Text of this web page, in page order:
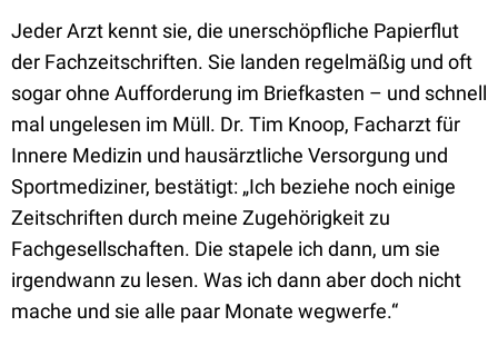
Jeder Arzt kennt sie, die unerschöpfliche Papierflut
der Fachzeitschriften. Sie landen regelmäßig und oft
sogar ohne Aufforderung im Briefkasten – und schnell
mal ungelesen im Müll. Dr. Tim Knoop, Facharzt für
Innere Medizin und hausärztliche Versorgung und
Sportmediziner, bestätigt: „Ich beziehe noch einige
Zeitschriften durch meine Zugehörigkeit zu
Fachgesellschaften. Die stapele ich dann, um sie
irgendwann zu lesen. Was ich dann aber doch nicht
mache und sie alle paar Monate wegwerfe.“